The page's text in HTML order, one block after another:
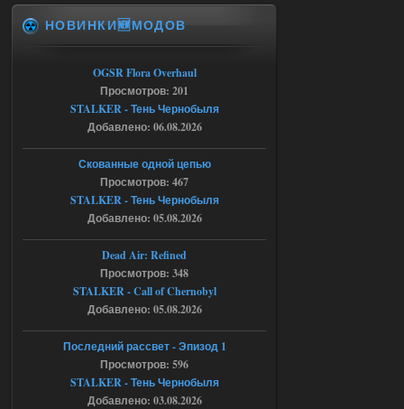
Что то не работает спавнер,
все устанавливал по
Ответить ➤
Игра для сталкера 21-очко
как изменить макс сумму
ставки в файлах чтобы
ставить больше 1 к
Ответить ➤
05.08.2026
Тайна Зоны - Remaster 2026
Stalker-Mods-Clan-su
Доступно только для пользователей
Ответить ➤
05.08.2026
НОВИНКИ🆕МОДОВ
OGSR Flora Overhaul
Просмотров: 201
STALKER - Тень Чернобыля
Добавлено: 06.08.2026
Скованные одной цепью
Просмотров: 467
STALKER - Тень Чернобыля
Добавлено: 05.08.2026
Dead Air: Refined
Просмотров: 348
STALKER - Call of Chernobyl
Добавлено: 05.08.2026
Последний рассвет - Эпизод 1
Просмотров: 596
STALKER - Тень Чернобыля
Добавлено: 03.08.2026